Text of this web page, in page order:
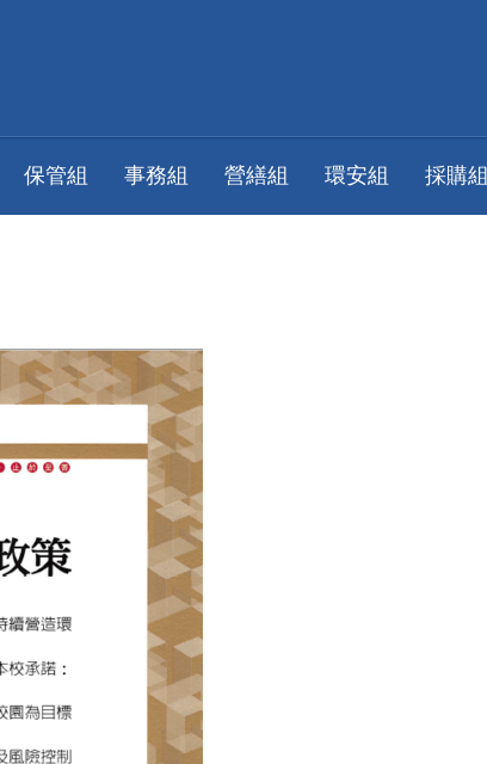
保管組 事務組 營繕組 環安組 採購組